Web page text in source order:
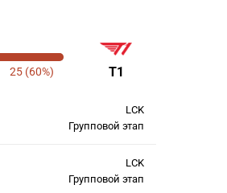
T1
25 (60%)
LCK
Групповой этап
LCK
Групповой этап